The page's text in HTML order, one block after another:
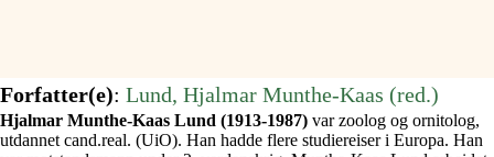
Forfatter(e): Lund, Hjalmar Munthe-Kaas (red.)
Hjalmar Munthe-Kaas Lund (1913-1987) var zoolog og ornitolog,
utdannet cand.real. (UiO). Han hadde flere studiereiser i Europa. Han